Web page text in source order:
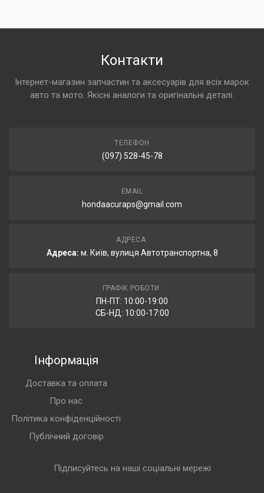
Контакти
Інтернет-магазин запчастин та аксесуарів для всіх марок
авто та мото. Якісні аналоги та оригінальні деталі.
ТЕЛЕФОН
(097) 528-45-78
EMAIL
hondaacuraps@gmail.com
АДРЕСА:
Адреса: м. Київ, вулиця Автотранспортна, 8
ГРАФІК РОБОТИ:
ПН-ПТ: 10:00-19:00
СБ-НД: 10:00-17:00
Інформація
Доставка та оплата
Про нас
Політика конфіденційності
Публічний договір
Підписуйтесь на наші соціальні мережі